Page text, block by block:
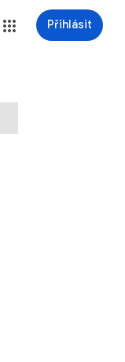
Přihlásit